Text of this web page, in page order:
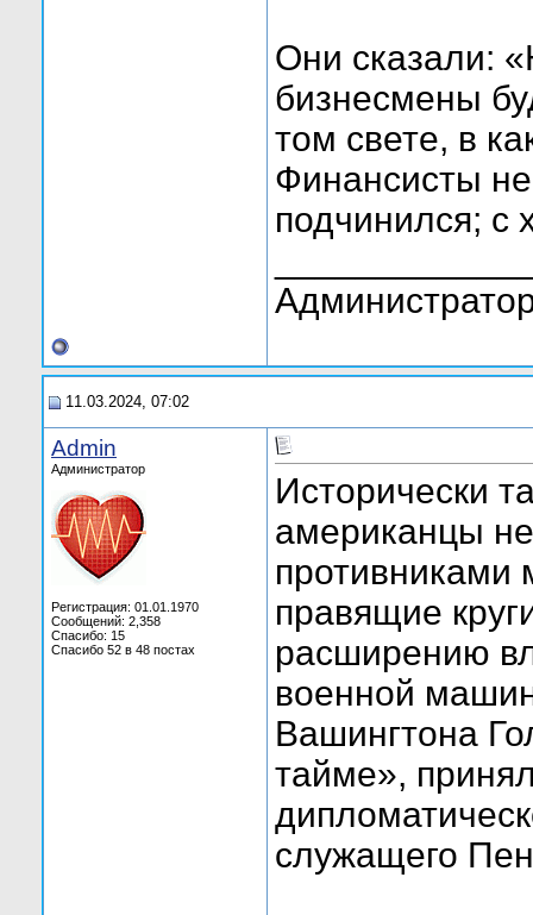
Они сказали:
бизнесмены
том свете, в
Финансисты
подчинился; с
11.03.2024, 07:02
Admin
Администратор
Регистрация: 01.01.1970
Сообщений: 2,358
Спасибо: 15
Спасибо 52 в 48 постах
Исторически
американцы
противниками
правящие
расширению
военной
Вашингтона
тайме»,
служащего